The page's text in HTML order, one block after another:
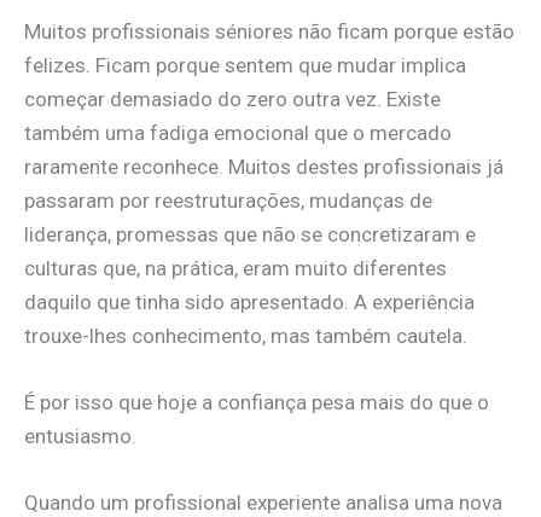
Muitos profissionais séniores não ficam porque estão
felizes. Ficam porque sentem que mudar implica
começar demasiado do zero outra vez. Existe
também uma fadiga emocional que o mercado
raramente reconhece. Muitos destes profissionais já
passaram por reestruturações, mudanças de
liderança, promessas que não se concretizaram e
culturas que, na prática, eram muito diferentes
daquilo que tinha sido apresentado. A experiência
trouxe-lhes conhecimento, mas também cautela.
É por isso que hoje a confiança pesa mais do que o
entusiasmo.
Quando um profissional experiente analisa uma nova